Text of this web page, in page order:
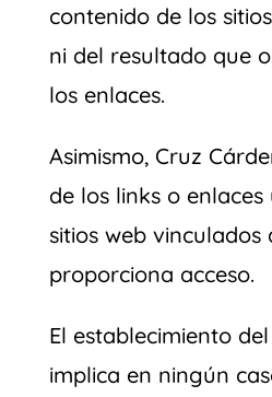
contenido de los
ni del resultado que
los enlaces.
Asimismo, Cruz
de los links o
sitios web vinculados
proporciona acceso.
El establecimiento
implica en ningún